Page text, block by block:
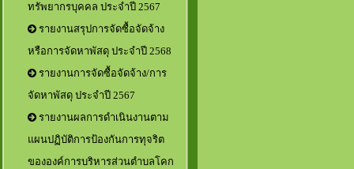
ทรัพยากรบุคคล ประจำปี 2567
รายงานสรุปการจัดซื้อจัดจ้าง
หรือการจัดหาพัสดุ ประจำปี 2568
รายงานการจัดซื้อจัดจ้าง/การ
จัดหาพัสดุ ประจำปี 2567
รายงานผลการดำเนินงานตาม
แผนปฏิบัติการป้องกันการทุจริต
ขององค์การบริหารส่วนตำบลโคก